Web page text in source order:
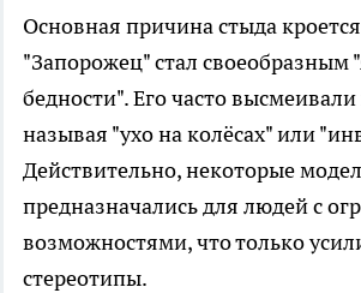
Основная причина стыда
"Запорожец" стал своеобразным
бедности". Его часто
называя "ухо на колёсах" или
Действительно, некоторые
предназначались для людей с
возможностями, что только
стереотипы.